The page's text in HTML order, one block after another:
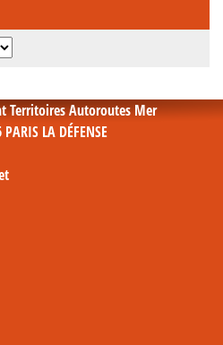
Territoires Autoroutes Mer
LA DÉFENSE